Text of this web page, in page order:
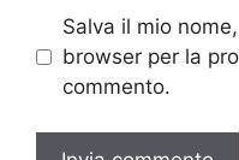
Salva il mio
browser per la
commento.